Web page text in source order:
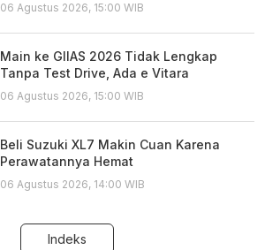
06 Agustus 2026, 15:00 WIB
Main ke GIIAS 2026 Tidak Lengkap
Tanpa Test Drive, Ada e Vitara
06 Agustus 2026, 15:00 WIB
Beli Suzuki XL7 Makin Cuan Karena
Perawatannya Hemat
06 Agustus 2026, 14:00 WIB
Indeks